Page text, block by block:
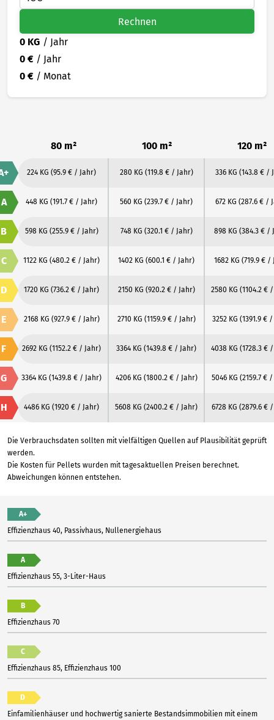
Rechnen
0 KG / Jahr
0 € / Jahr
0 € / Monat
80 m² 100 m² 120 m²
224 KG (95.9 € / Jahr) 280 KG (119.8 € / Jahr) 336 KG (143.8 € /
A 448 KG (191.7 € / Jahr) 560 KG (239.7 € / Jahr) 672 KG (287.6 € /
B 598 KG (255.9 € / Jahr) 748 KG (320.1 € / Jahr) 898 KG (384.3 € /
C 1122 KG (480.2 € / Jahr) 1402 KG (600.1 € / Jahr) 1682 KG (719.9 € /
D 1720 KG (736.2 € / Jahr) 2150 KG (920.2 € / Jahr) 2580 KG (1104.2 €
E 2168 KG (927.9 € / Jahr) 2710 KG (1159.9 € / Jahr) 3252 KG (1391.9 €
F 2692 KG (1152.2 € / Jahr) 3364 KG (1439.8 € / Jahr) 4038 KG (1728.3 €
G 3364 KG (1439.8 € / Jahr) 4206 KG (1800.2 € / Jahr) 5046 KG (2159.7 €
H 4486 KG (1920 € / Jahr) 5608 KG (2400.2 € / Jahr) 6728 KG (2879.6 €
Die Verbrauchsdaten sollten mit vielfältigen Quellen auf Plausibilität geprüft
werden.
Die Kosten für Pellets wurden mit tagesaktuellen Preisen berechnet.
Abweichungen können entstehen.
A+
Effizienzhaus 40, Passivhaus, Nullenergiehaus
A
Effizienzhaus 55, 3-Liter-Haus
B
Effizienzhaus 70
C
Effizienzhaus 85, Effizienzhaus 100
D
Einfamilienhäuser und hochwertig sanierte Bestandsimmobilien mit einem